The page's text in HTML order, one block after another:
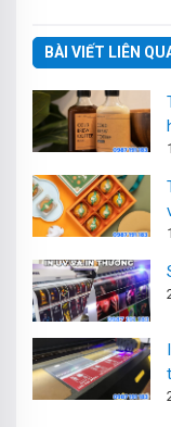
BÀI VIẾT LIÊN